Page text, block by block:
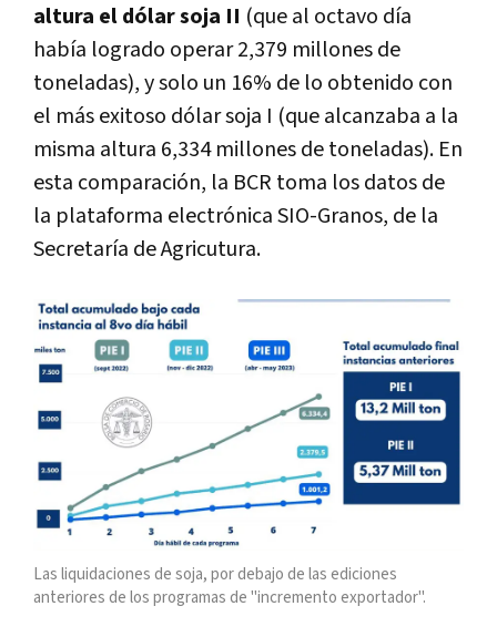
altura el dólar soja II (que al octavo día
había logrado operar 2,379 millones de
toneladas), y solo un 16% de lo obtenido con
el más exitoso dólar soja I (que alcanzaba a la
misma altura 6,334 millones de toneladas). En
esta comparación, la BCR toma los datos de
la plataforma electrónica SIO-Granos, de la
Secretaría de Agricutura.
Las liquidaciones de soja, por debajo de las ediciones
anteriores de los programas de "incremento exportador".